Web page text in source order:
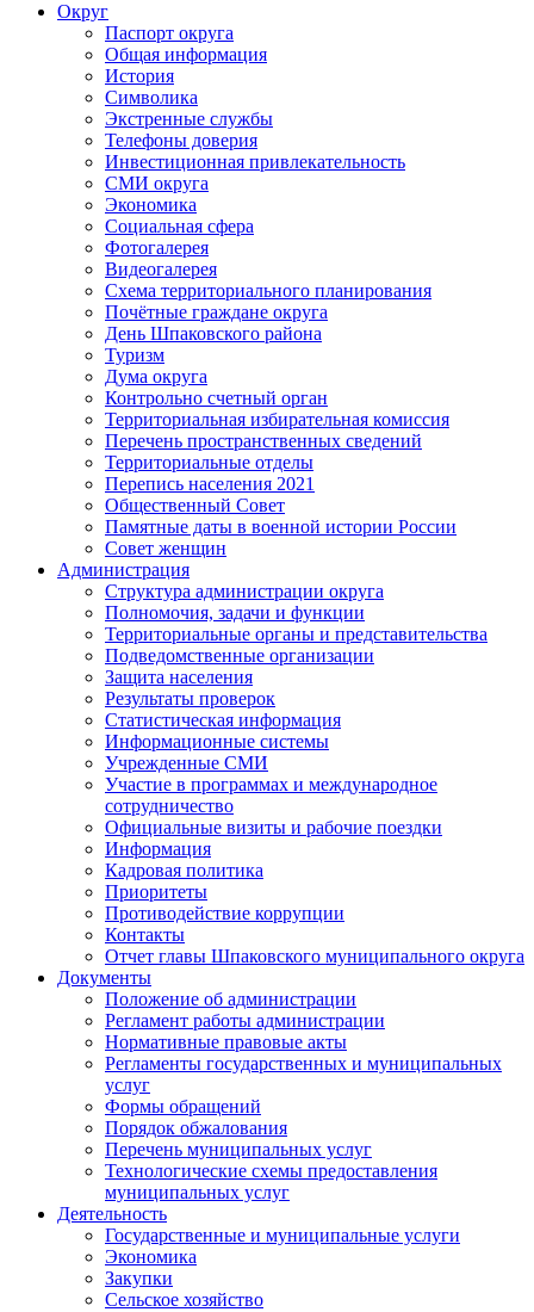
Округ
Паспорт округа
Общая информация
История
Символика
Экстренные службы
Телефоны доверия
Инвестиционная привлекательность
СМИ округа
Экономика
Социальная сфера
Фотогалерея
Видеогалерея
Схема территориального планирования
Почётные граждане округа
День Шпаковского района
Туризм
Дума округа
Контрольно счетный орган
Территориальная избирательная комиссия
Перечень пространственных сведений
Территориальные отделы
Перепись населения 2021
Общественный Совет
Памятные даты в военной истории России
Совет женщин
Администрация
Структура администрации округа
Полномочия, задачи и функции
Территориальные органы и представительства
Подведомственные организации
Защита населения
Результаты проверок
Статистическая информация
Информационные системы
Учрежденные СМИ
Участие в программах и международное
сотрудничество
Официальные визиты и рабочие поездки
Информация
Кадровая политика
Приоритеты
Противодействие коррупции
Контакты
Отчет главы Шпаковского муниципального округа
Документы
Положение об администрации
Регламент работы администрации
Нормативные правовые акты
Регламенты государственных и муниципальных
услуг
Формы обращений
Порядок обжалования
Перечень муниципальных услуг
Технологические схемы предоставления
муниципальных услуг
Деятельность
Государственные и муниципальные услуги
Экономика
Закупки
Сельское хозяйство